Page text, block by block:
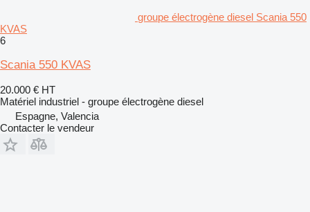
groupe électrogène diesel Scania 550
KVAS
6
Scania 550 KVAS
20.000 € HT
Matériel industriel - groupe électrogène diesel
Espagne, Valencia
Contacter le vendeur